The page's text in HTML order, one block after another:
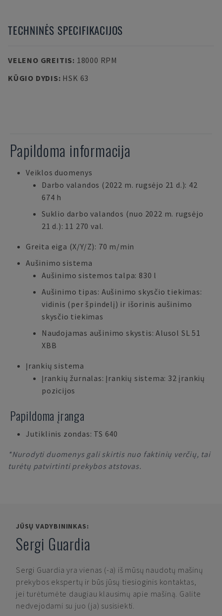
TECHNINĖS SPECIFIKACIJOS
VELENO GREITIS: 18000 RPM
KŪGIO DYDIS: HSK 63
Papildoma informacija
Veiklos duomenys
Darbo valandos (2022 m. rugsėjo 21 d.): 42
674 h
Suklio darbo valandos (nuo 2022 m. rugsėjo
21 d.): 11 270 val.
Greita eiga (X/Y/Z): 70 m/min
Aušinimo sistema
Aušinimo sistemos talpa: 830 l
Aušinimo tipas: Aušinimo skysčio tiekimas:
vidinis (per špindelį) ir išorinis aušinimo
skysčio tiekimas
Naudojamas aušinimo skystis: Alusol SL 51
XBB
Įrankių sistema
Įrankių žurnalas: Įrankių sistema: 32 įrankių
pozicijos
Papildoma įranga
Jutiklinis zondas: TS 640
*Nurodyti duomenys gali skirtis nuo faktinių verčių, tai
turėtų patvirtinti prekybos atstovas.
JŪSŲ VADYBININKAS:
Sergi Guardia
Sergi Guardia yra vienas (-a) iš mūsų naudotų mašinų
prekybos ekspertų ir būs jūsų tiesioginis kontaktas,
jei turėtumėte daugiau klausimų apie mašiną. Galite
nedvejodami su juo (ja) susisiekti.